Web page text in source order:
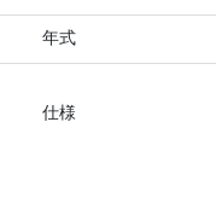
年式
仕様